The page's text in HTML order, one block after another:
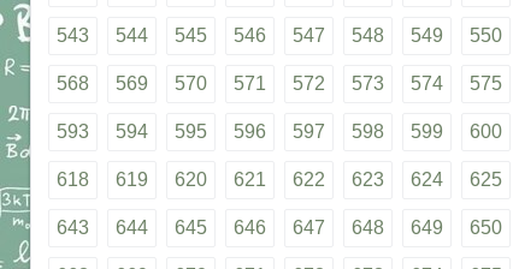
543 544 545 546 547 548 549 550
568 569 570 571 572 573 574 575
593 594 595 596 597 598 599 600
618 619 620 621 622 623 624 625
643 644 645 646 647 648 649 650